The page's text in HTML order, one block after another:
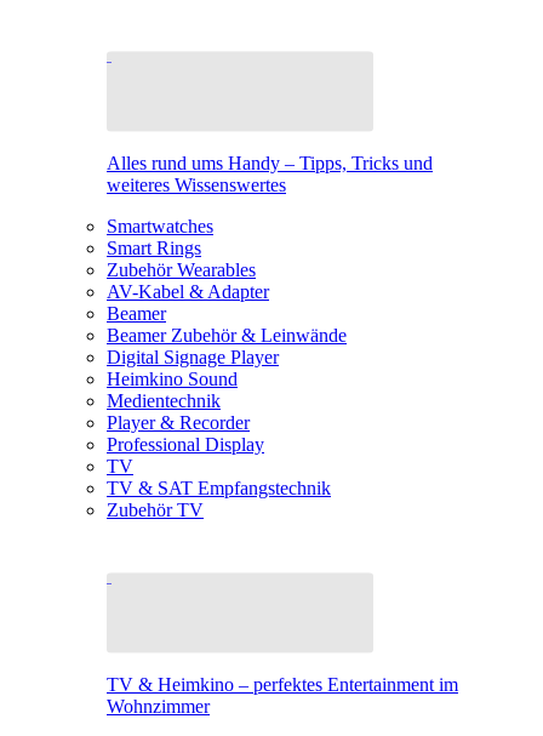
Alles rund ums Handy – Tipps, Tricks und
weiteres Wissenswertes
Smartwatches
Smart Rings
Zubehör Wearables
AV-Kabel & Adapter
Beamer
Beamer Zubehör & Leinwände
Digital Signage Player
Heimkino Sound
Medientechnik
Player & Recorder
Professional Display
TV
TV & SAT Empfangstechnik
Zubehör TV
TV & Heimkino – perfektes Entertainment im
Wohnzimmer